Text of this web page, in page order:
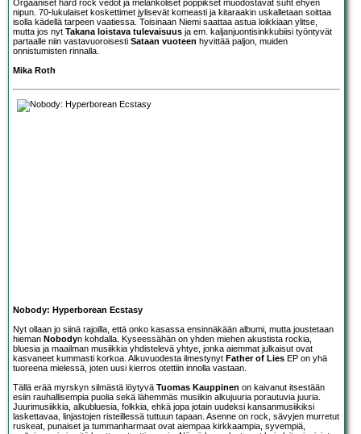
Orgaaniset hard rock vedot ja melankoliset poppikset muodostavat suht ehyen
nipun. 70-lukulaiset koskettimet jylisevät komeasti ja kitaraakin uskalletaan soittaa
isolla kädellä tarpeen vaatiessa. Toisinaan Niemi saattaa astua loikkiaan ylitse,
mutta jos nyt Takana loistava tulevaisuus ja em. kaljanjuontisinkkubiisi työntyvät
partaalle niin vastavuoroisesti Sataan vuoteen hyvittää paljon, muiden
onnistumisten rinnalla.
Mika Roth
Nobody: Hyperborean Ecstasy
Nyt ollaan jo siinä rajoilla, että onko kasassa ensinnäkään albumi, mutta joustetaan
hieman Nobodyn kohdalla. Kyseessähän on yhden miehen akustista rockia,
bluesia ja maailman musiikkia yhdistelevä yhtye, jonka aiemmat julkaisut ovat
kasvaneet kummasti korkoa. Alkuvuodesta ilmestynyt Father of Lies EP on yhä
tuoreena mielessä, joten uusi kierros otettiin innolla vastaan.
Tällä erää myrskyn silmästä löytyvä Tuomas Kauppinen on kaivanut itsestään
esiin rauhallisempia puolia sekä lähemmäs musiikin alkujuuria porautuvia juuria.
Juurimusiikkia, alkubluesia, folkkia, ehkä jopa jotain uudeksi kansanmusiikiksi
laskettavaa, linjastojen risteillessä tuttuun tapaan. Asenne on rock, sävyjen murretut
ruskeat, punaiset ja tummanharmaat ovat aiempaa kirkkaampia, syvempiä,